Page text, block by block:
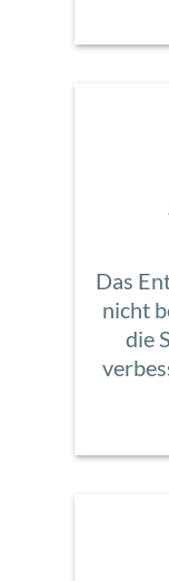
Das
nicht
die